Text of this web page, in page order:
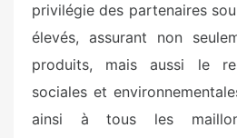
privilégie des partenaires
élevés, assurant non
produits, mais aussi le
sociales et
ainsi à tous les